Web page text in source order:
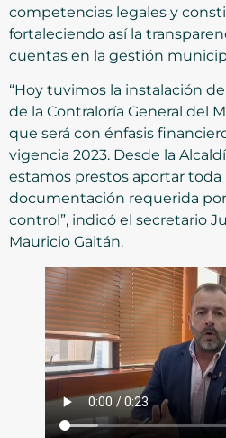
competencias legales y
fortaleciendo así la
cuentas en la gestión
“Hoy tuvimos la instalación
de la Contraloría General del
que será con énfasis
vigencia 2023. Desde la
estamos prestos aportar toda
documentación requerida
control”, indicó el secretario
Mauricio Gaitán.